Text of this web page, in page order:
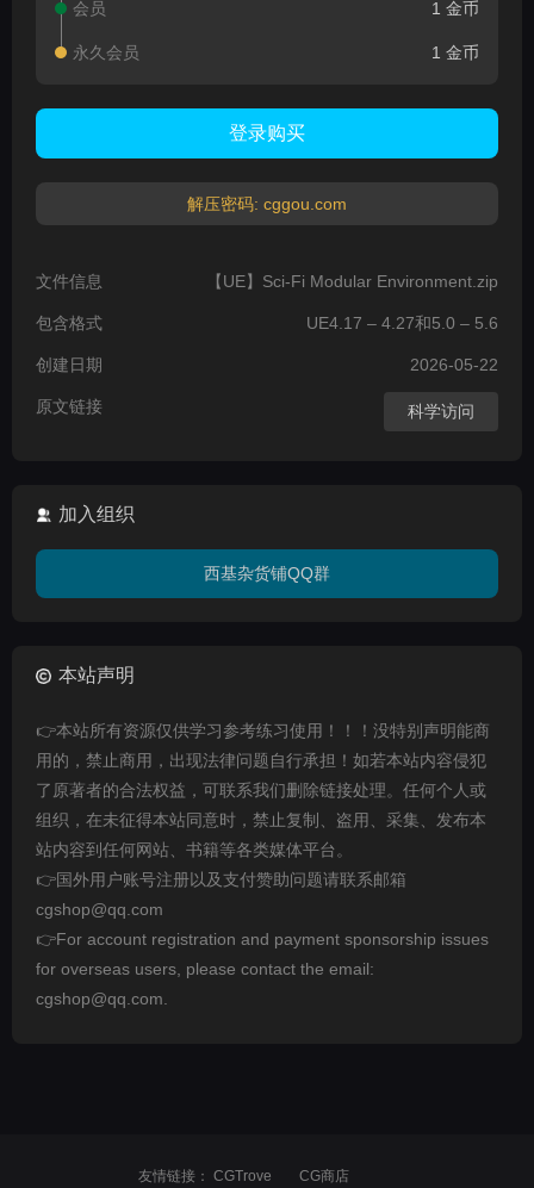
会员 1 金币
永久会员 1 金币
登录购买
解压密码: cggou.com
文件信息 【UE】Sci-Fi Modular Environment.zip
包含格式 UE4.17 – 4.27和5.0 – 5.6
创建日期 2026-05-22
原文链接 科学访问
加入组织
西基杂货铺QQ群
本站声明
👉本站所有资源仅供学习参考练习使用！！！没特别声明能商
用的，禁止商用，出现法律问题自行承担！如若本站内容侵犯
了原著者的合法权益，可联系我们删除链接处理。任何个人或
组织，在未征得本站同意时，禁止复制、盗用、采集、发布本
站内容到任何网站、书籍等各类媒体平台。
👉国外用户账号注册以及支付赞助问题请联系邮箱
cgshop@qq.com
👉For account registration and payment sponsorship issues
for overseas users, please contact the email:
cgshop@qq.com.
友情链接： CGTrove CG商店